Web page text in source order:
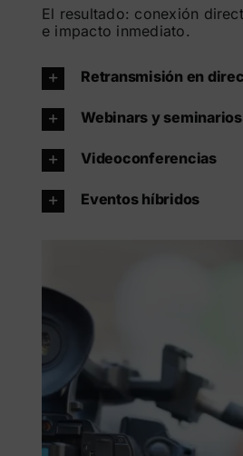
El resultado: conexión
e impacto inmediato.
Retransmisión en
Webinars y seminarios
Videoconferencias
Eventos híbridos